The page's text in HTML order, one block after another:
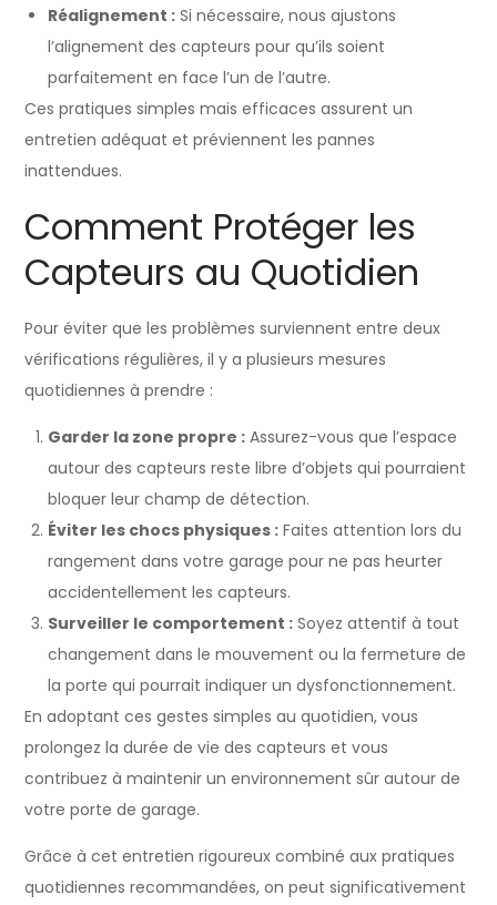
Réalignement : Si nécessaire, nous ajustons
l’alignement des capteurs pour qu’ils soient
parfaitement en face l’un de l’autre.
Ces pratiques simples mais efficaces assurent un
entretien adéquat et préviennent les pannes
inattendues.
Comment Protéger les
Capteurs au Quotidien
Pour éviter que les problèmes surviennent entre deux
vérifications régulières, il y a plusieurs mesures
quotidiennes à prendre :
Garder la zone propre : Assurez-vous que l’espace
autour des capteurs reste libre d’objets qui pourraient
bloquer leur champ de détection.
Éviter les chocs physiques : Faites attention lors du
rangement dans votre garage pour ne pas heurter
accidentellement les capteurs.
Surveiller le comportement : Soyez attentif à tout
changement dans le mouvement ou la fermeture de
la porte qui pourrait indiquer un dysfonctionnement.
En adoptant ces gestes simples au quotidien, vous
prolongez la durée de vie des capteurs et vous
contribuez à maintenir un environnement sûr autour de
votre porte de garage.
Grâce à cet entretien rigoureux combiné aux pratiques
quotidiennes recommandées, on peut significativement